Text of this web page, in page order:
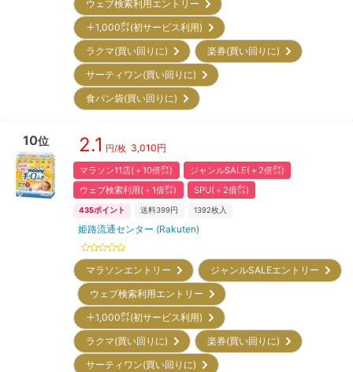
ウェブ検索利用エントリー
＋1,000㌽(初サービス利用)
ラクマ(買い回りに)
楽券(買い回りに)
サーティワン(買い回りに)
食パン袋(買い回りに)
10位 2.1 円/枚 3,010円
マラソン11店(＋10倍㌽)
ジャンルSALE(＋2倍㌽)
ウェブ検索利用(＋1倍㌽)
SPU(＋2倍㌽)
435ポイント 送料399円 1392枚入
姫路流通センター (Rakuten)
マラソンエントリー
ジャンルSALEエントリー
ウェブ検索利用エントリー
＋1,000㌽(初サービス利用)
ラクマ(買い回りに)
楽券(買い回りに)
サーティワン(買い回りに)